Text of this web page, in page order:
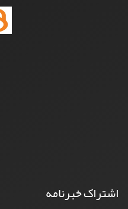
اشتراک خبرنامه